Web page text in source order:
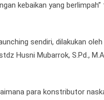
kebaikan yang
sendiri, dilakukan
Husni Mubarrok, S.Pd.,
para konstributor